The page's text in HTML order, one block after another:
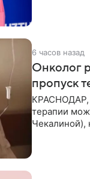
6 часов назад
Онколог
пропуск
КРАСНОДАР,
терапии
Чекалиной),